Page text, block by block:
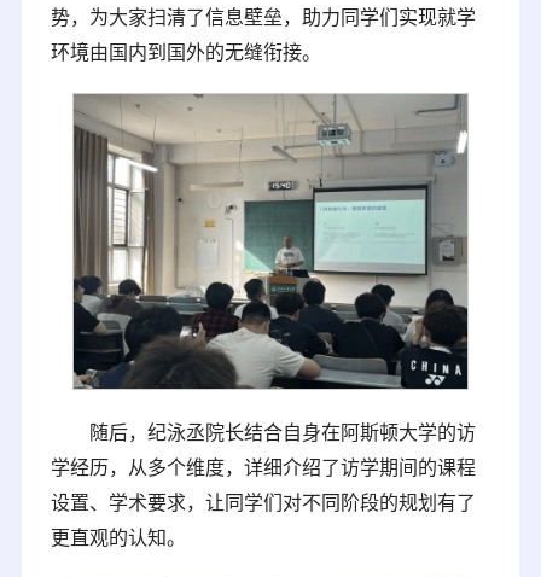
势，为大家扫清了信息壁垒，助力同学们实现就学
环境由国内到国外的无缝衔接。
随后，纪泳丞院长结合自身在阿斯顿大学的访
学经历，从多个维度，详细介绍了访学期间的课程
设置、学术要求，让同学们对不同阶段的规划有了
更直观的认知。